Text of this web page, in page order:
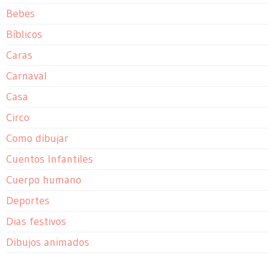
Bebes
Bíblicos
Caras
Carnaval
Casa
Circo
Como dibujar
Cuentos Infantiles
Cuerpo humano
Deportes
Dias festivos
Dibujos animados